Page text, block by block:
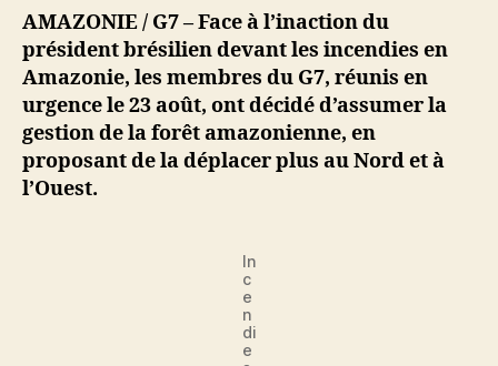
Amazonie
les
membres
du
G7
veulent
AMAZONIE / G7 – Face à l’inaction du
président brésilien devant les incendies en
Amazonie, les membres du G7, réunis en
urgence le 23 août, ont décidé d’assumer la
gestion de la forêt amazonienne, en
proposant de la déplacer plus au Nord et à
l’Ouest.
In
c
e
n
di
e